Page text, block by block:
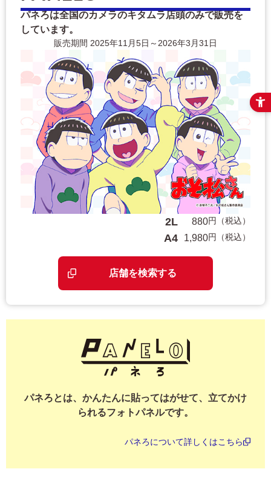
パネろは全国のカメラのキタムラ店頭のみで販売を
しています。
販売期間 2025年11月5日～2026年3月31日
2L 880円（税込）
A4 1,980円（税込）
店舗を検索する
パネろとは、かんたんに貼ってはがせて、立てかけ
られるフォトパネルです。
パネろについて詳しくはこちら